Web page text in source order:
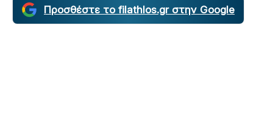
Προσθέστε το filathlos.gr στην Google